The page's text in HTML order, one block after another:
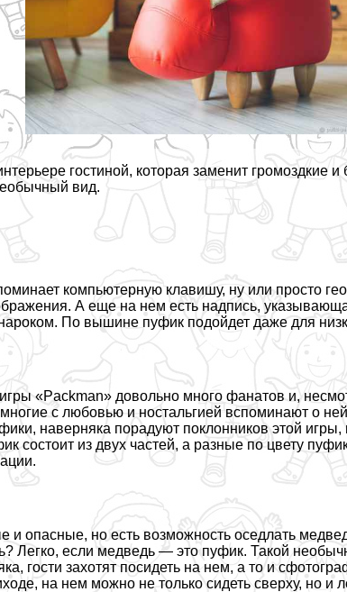
гостиной, которая заменит громоздкие
вид.
компьютерную клавишу, ну или просто
А еще на нем есть надпись,
По вышине пуфик подойдет даже для
«Packman» довольно много фанатов и,
многие с любовью и ностальгией вспоминают о
наверняка порадуют поклонников этой
состоит из двух частей, а разные по цвету
опасные, но есть возможность оседлать
Легко, если медведь — это пуфик. Такой
гости захотят посидеть на нем, а то и
на нем можно не только сидеть сверху, но и